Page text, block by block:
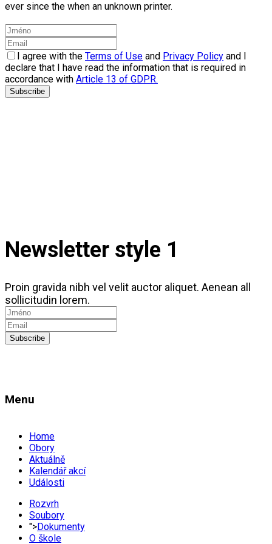
ever since the when an unknown printer.
I agree with the Terms of Use and Privacy Policy and I
declare that I have read the information that is required in
accordance with Article 13 of GDPR.
Subscribe
Newsletter style 1
Proin gravida nibh vel velit auctor aliquet. Aenean all
sollicitudin lorem.
Subscribe
Menu
Home
Obory
Aktuálně
Kalendář akcí
Události
Rozvrh
Soubory
">Dokumenty
O škole